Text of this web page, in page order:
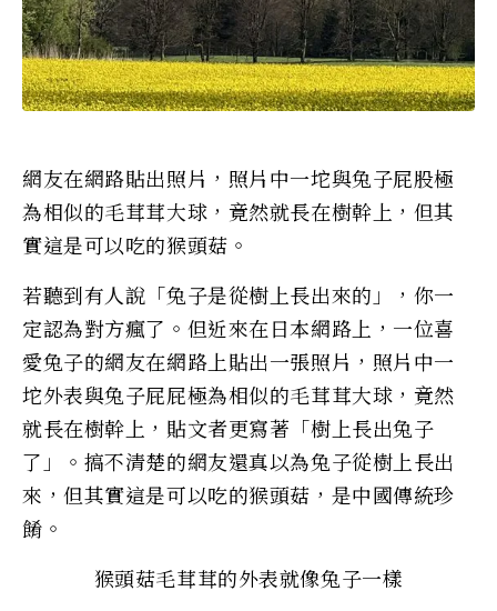
網友在網路貼出照片，照片中一坨與兔子屁股極
為相似的毛茸茸大球，竟然就長在樹幹上，但其
實這是可以吃的猴頭菇。
若聽到有人說「兔子是從樹上長出來的」，你一
定認為對方瘋了。但近來在日本網路上，一位喜
愛兔子的網友在網路上貼出一張照片，照片中一
坨外表與兔子屁屁極為相似的毛茸茸大球，竟然
就長在樹幹上，貼文者更寫著「樹上長出兔子
了」。搞不清楚的網友還真以為兔子從樹上長出
來，但其實這是可以吃的猴頭菇，是中國傳統珍
餚。
猴頭菇毛茸茸的外表就像兔子一樣